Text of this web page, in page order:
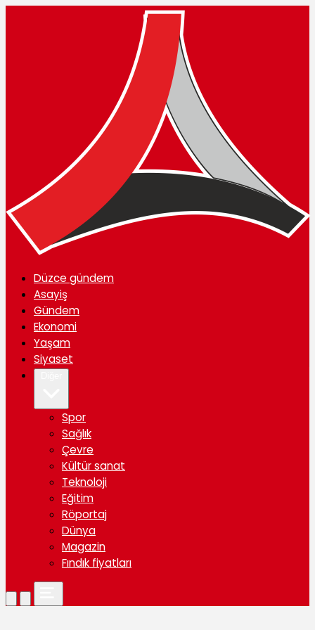
Düzce gündem
Asayiş
Gündem
Ekonomi
Yaşam
Siyaset
Spor
Sağlık
Çevre
Kültür sanat
Teknoloji
Eğitim
Röportaj
Dünya
Magazin
Fındık fiyatları